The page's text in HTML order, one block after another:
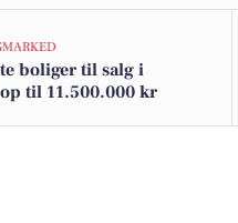
boliger til salg i
til 11.500.000 kr